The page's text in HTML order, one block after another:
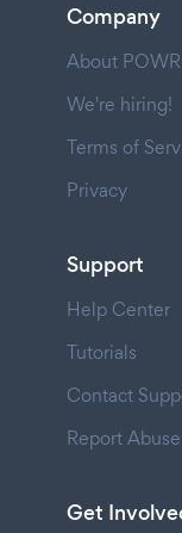
Company
About POWR
We're hiring!
Terms of
Privacy
Support
Help Center
Tutorials
Contact
Report Abuse
Get